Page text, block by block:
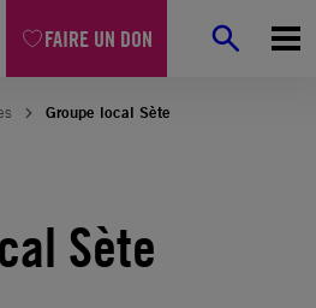
FAIRE UN DON
Groupe local Sète
Sète